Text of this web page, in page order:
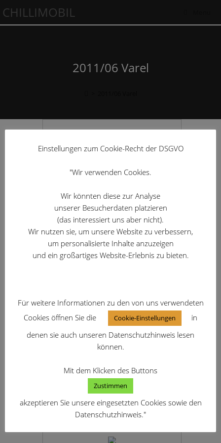
CHILLIMOBIL
2011/06 Varel
Einstellungen zum Cookie-Recht der DSGVO
"Wir verwenden Cookies.
Wir könnten diese zur Analyse
unserer Besucherdaten platzieren
(das interessiert uns aber nicht).
Wir nutzen sie, um unsere Website zu verbessern,
um personalisierte Inhalte anzuzeigen
und ein großartiges Website-Erlebnis zu bieten.
Für weitere Informationen zu den von uns verwendeten
Cookies öffnen Sie die
Cookie-Einstellungen
in
denen sie auch unseren Datenschutzhinweis lesen
können.
Mit dem Klicken des Buttons
Zustimmen
akzeptieren Sie unsere eingesetzten Cookies sowie den
Datenschutzhinweis."